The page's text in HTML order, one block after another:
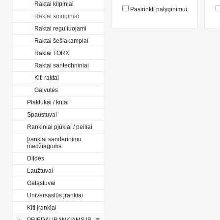
Raktai kilpiniai
Raktai smūginiai
Raktai reguliuojami
Raktai šešiakampiai
Raktai TORX
Raktai santechniniai
Kiti raktai
Galvutės
Plaktukai / kūjai
Spaustuvai
Rankiniai pjūklai / peiliai
Įrankiai sandarinimo
medžiagoms
Dildės
Laužtuvai
Galąstuvai
Universaslūs įrankiai
Kiti įrankiai
Pasirinkti palyginimui